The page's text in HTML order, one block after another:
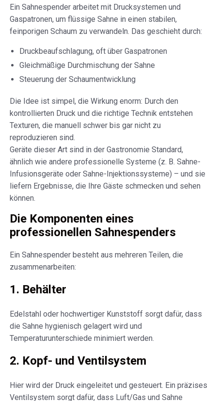
Ein Sahnespender arbeitet mit Drucksystemen und
Gaspatronen, um flüssige Sahne in einen stabilen,
feinporigen Schaum zu verwandeln. Das geschieht durch:
Druckbeaufschlagung, oft über Gaspatronen
Gleichmäßige Durchmischung der Sahne
Steuerung der Schaumentwicklung
Die Idee ist simpel, die Wirkung enorm: Durch den
kontrollierten Druck und die richtige Technik entstehen
Texturen, die manuell schwer bis gar nicht zu
reproduzieren sind.
Geräte dieser Art sind in der Gastronomie Standard,
ähnlich wie andere professionelle Systeme (z. B. Sahne-
Infusionsgeräte oder Sahne-Injektionssysteme) – und sie
liefern Ergebnisse, die Ihre Gäste schmecken und sehen
können.
Die Komponenten eines
professionellen Sahnespenders
Ein Sahnespender besteht aus mehreren Teilen, die
zusammenarbeiten:
1. Behälter
Edelstahl oder hochwertiger Kunststoff sorgt dafür, dass
die Sahne hygienisch gelagert wird und
Temperaturunterschiede minimiert werden.
2. Kopf- und Ventilsystem
Hier wird der Druck eingeleitet und gesteuert. Ein präzises
Ventilsystem sorgt dafür, dass Luft/Gas und Sahne